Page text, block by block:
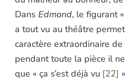
Dans Edmond, le figurant
a tout vu au théâtre
caractère extraordinaire de
pendant toute la pièce il
que « ça s’est déjà vu 22